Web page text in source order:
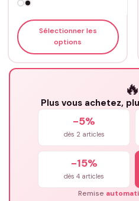
Sélectionner les
options
🔥
Plus vous achetez,
-5%
dès 2 articles
-15%
dès 4 articles
Remise